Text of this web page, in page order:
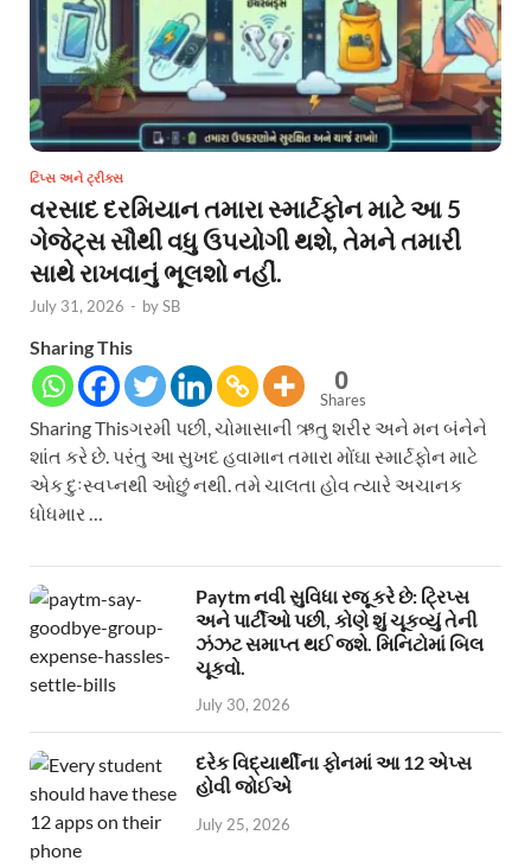
ટિપ્સ અને ટ્રીક્સ
વરસાદ દરમિયાન તમારા સ્માર્ટફોન માટે આ 5
ગેજેટ્સ સૌથી વધુ ઉપયોગી થશે, તેમને તમારી
સાથે રાખવાનું ભૂલશો નહીં.
July 31, 2026 - bySB
Sharing This
0
Shares
Sharing Thisગરમી પછી, ચોમાસાની ઋતુ શરીર અને મન બંનેને
શાંત કરે છે. પરંતુ આ સુખદ હવામાન તમારા મોંઘા સ્માર્ટફોન માટે
એક દુઃસ્વપ્નથી ઓછું નથી. તમે ચાલતા હોવ ત્યારે અચાનક
ધોધમાર …
Paytm નવી સુવિધા રજૂ કરે છે: ટ્રિપ્સ
અને પાર્ટીઓ પછી, કોણે શું ચૂકવ્યું તેની
ઝંઝટ સમાપ્ત થઈ જશે. મિનિટોમાં બિલ
ચૂકવો.
July 30, 2026
દરેક વિદ્યાર્થીના ફોનમાં આ 12 એપ્સ
હોવી જોઈએ
July 25, 2026